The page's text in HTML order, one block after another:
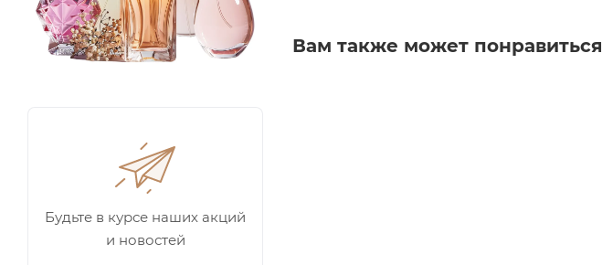
Вам также может понравиться
Будьте в курсе наших акций
и новостей